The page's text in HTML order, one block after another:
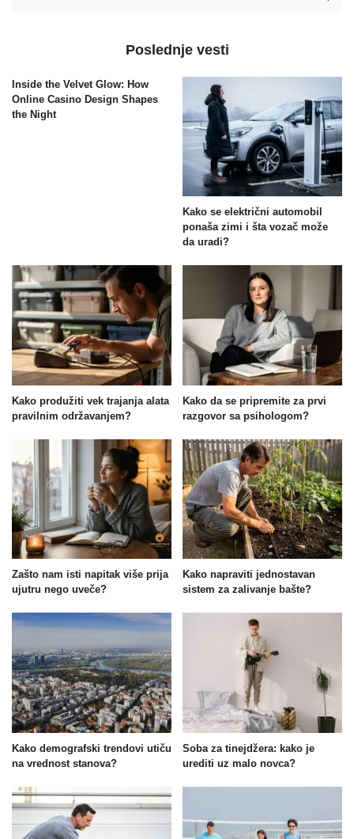
Poslednje vesti
Inside the Velvet Glow: How
Online Casino Design Shapes
the Night
Kako se električni automobil
ponaša zimi i šta vozač može
da uradi?
Kako produžiti vek trajanja alata
pravilnim održavanjem?
Kako da se pripremite za prvi
razgovor sa psihologom?
Zašto nam isti napitak više prija
ujutru nego uveče?
Kako napraviti jednostavan
sistem za zalivanje bašte?
Kako demografski trendovi utiču
na vrednost stanova?
Soba za tinejdžera: kako je
urediti uz malo novca?